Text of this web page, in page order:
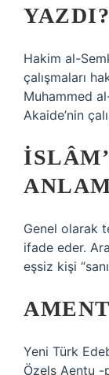
YAZDI?
Hakim al-
çalışmaları
Muhammed
Akaide’nin
Genel olarak
ifade eder.
eşsiz kişi
Yeni Türk
Özels Aentu -